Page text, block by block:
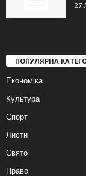
27
ПОПУЛЯРНА
Економіка
Культура
Спорт
Листи
Свято
Право